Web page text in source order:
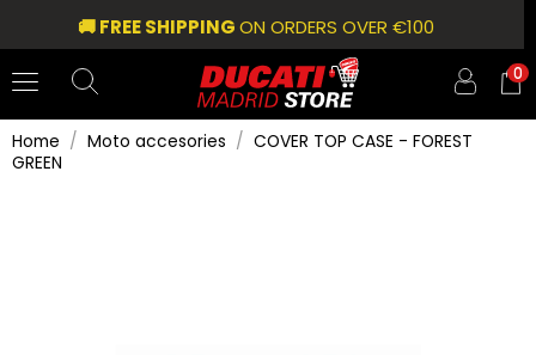
🚚 FREE SHIPPINGON ORDERS OVER €100
0
Home Moto accesories
COVER TOP CASE - FOREST
GREEN